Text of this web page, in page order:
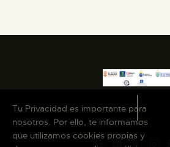
Tu Privacidad es importante para
nosotros. Por ello, te informamos
que utilizamos cookies propias y